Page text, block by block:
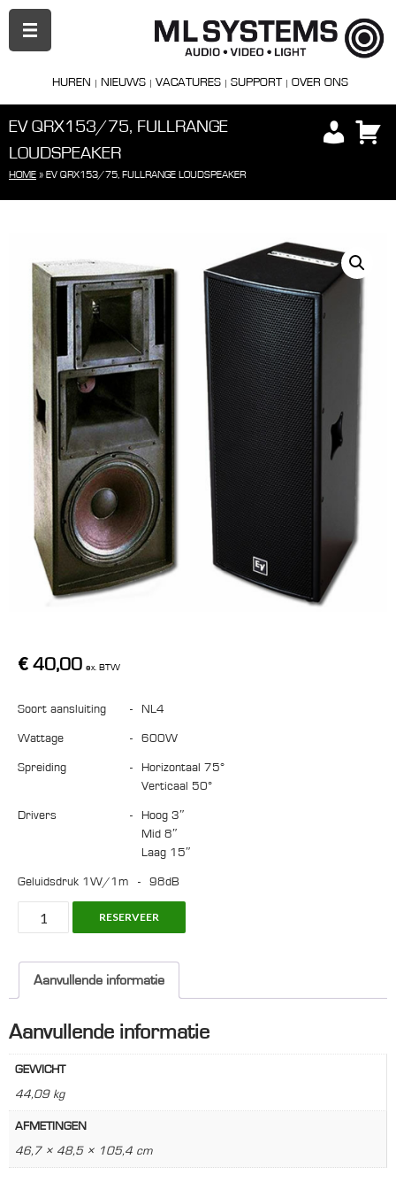
HUREN NIEUWS VACATURES SUPPORT OVER ONS
PRIMAIR
MENU
EV QRX153/75, FULLRANGE
LOUDSPEAKER
HOME » EV QRX153/75, FULLRANGE LOUDSPEAKER
€ 40,00 ex. BTW
Soort aansluiting - NL4
Wattage - 600W
spreiding -
horizontaal 75°
Verticaal 50°
Drivers -
hoog 3″
Mid 8″
Laag 15″
Geluidsdruk 1W/1m - 98dB
QRX153/75,
Loudspeaker
aantal
RESERVEER
Aanvullende informatie
Aanvullende informatie
GEWICHT
44,09 kg
AFMETINGEN
46,7 × 48,5 × 105,4 cm